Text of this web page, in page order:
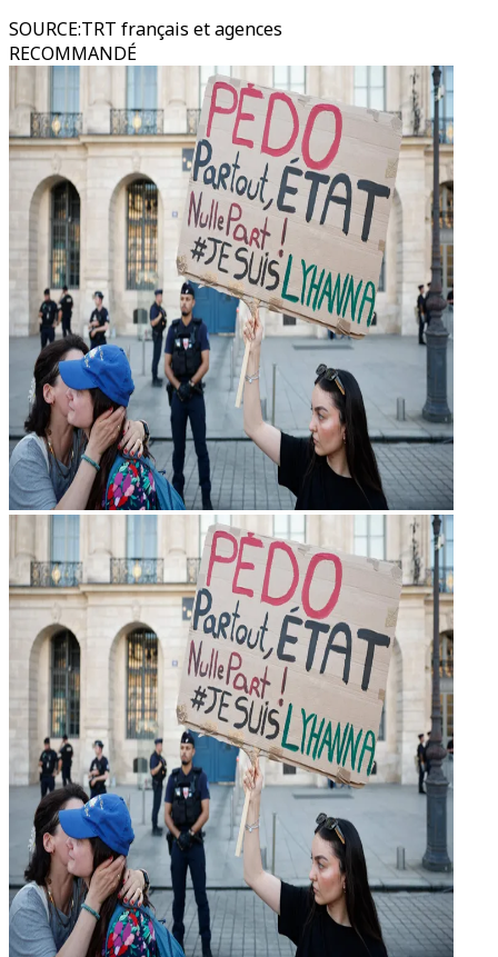
SOURCE:TRT français et agences
RECOMMANDÉ